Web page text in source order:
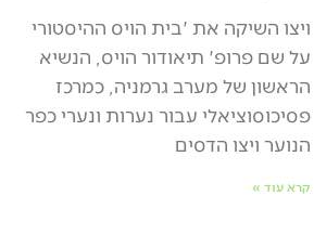
ויצו השיקה את 'בית הויס ההיסטורי
על שם פרופ' תיאודור הויס, הנשיא
הראשון של מערב גרמניה, כמרכז
פסיכוסוציאלי עבור נערות ונערי כפר
הנוער ויצו הדסים
קרא עוד »